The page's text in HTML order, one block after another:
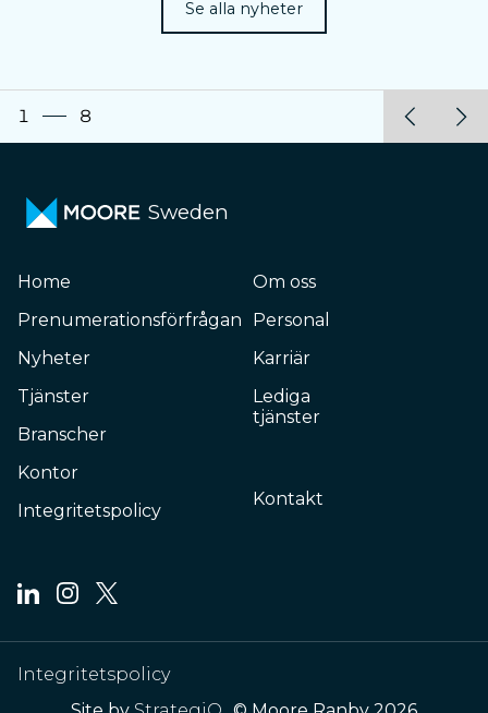
Se alla nyheter
1 8
Sweden
Home
Prenumerationsförfrågan
Nyheter
Tjänster
Branscher
Kontor
Integritetspolicy
Om oss
Personal
Karriär
Lediga
tjänster
Kontakt
Integritetspolicy